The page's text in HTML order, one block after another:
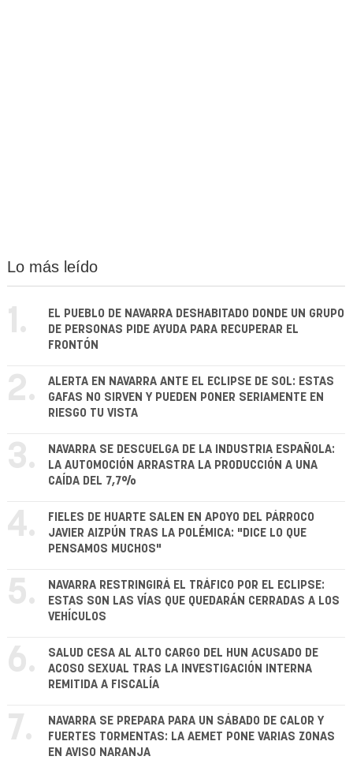
Lo más leído
1.
EL PUEBLO DE NAVARRA DESHABITADO DONDE UN GRUPO
DE PERSONAS PIDE AYUDA PARA RECUPERAR EL
FRONTÓN
2.
ALERTA EN NAVARRA ANTE EL ECLIPSE DE SOL: ESTAS
GAFAS NO SIRVEN Y PUEDEN PONER SERIAMENTE EN
RIESGO TU VISTA
3.
NAVARRA SE DESCUELGA DE LA INDUSTRIA ESPAÑOLA:
LA AUTOMOCIÓN ARRASTRA LA PRODUCCIÓN A UNA
CAÍDA DEL 7,7%
4.
FIELES DE HUARTE SALEN EN APOYO DEL PÁRROCO
JAVIER AIZPÚN TRAS LA POLÉMICA: "DICE LO QUE
PENSAMOS MUCHOS"
5.
NAVARRA RESTRINGIRÁ EL TRÁFICO POR EL ECLIPSE:
ESTAS SON LAS VÍAS QUE QUEDARÁN CERRADAS A LOS
VEHÍCULOS
6.
SALUD CESA AL ALTO CARGO DEL HUN ACUSADO DE
ACOSO SEXUAL TRAS LA INVESTIGACIÓN INTERNA
REMITIDA A FISCALÍA
7.
NAVARRA SE PREPARA PARA UN SÁBADO DE CALOR Y
FUERTES TORMENTAS: LA AEMET PONE VARIAS ZONAS
EN AVISO NARANJA